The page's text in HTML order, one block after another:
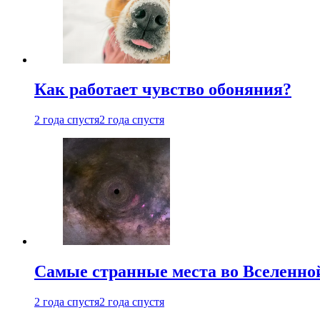
Как работает чувство обоняния?
2 года спустя2 года спустя
Самые странные места во
2 года спустя2 года спустя